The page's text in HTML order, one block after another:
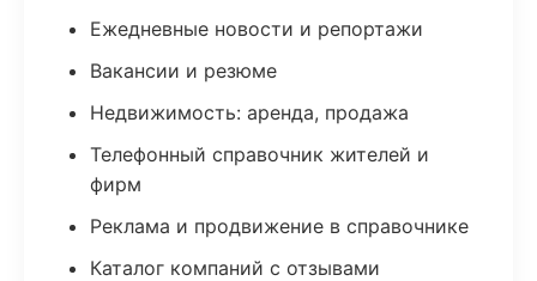
Ежедневные новости и репортажи
Вакансии и резюме
Недвижимость: аренда, продажа
Телефонный справочник жителей и
фирм
Реклама и продвижение в справочнике
Каталог компаний с отзывами